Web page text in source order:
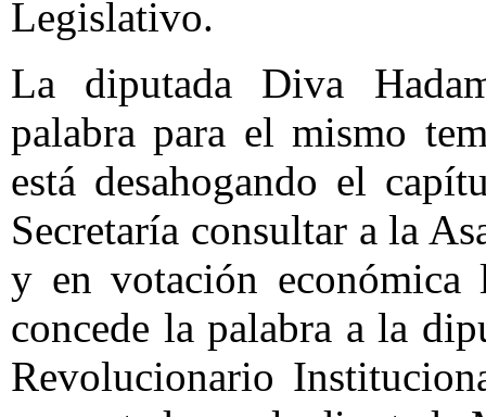
Legislativo.
La diputada Diva
palabra para el mismo
está desahogando el
Secretaría consultar a la
y en votación económica
concede la palabra a la
Revolucionario